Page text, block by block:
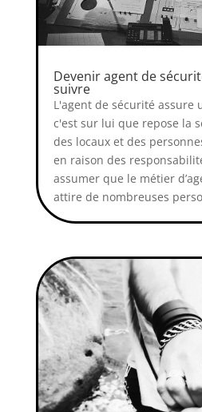
Devenir agent de
suivre
L'agent de sécurité assure
c'est sur lui que repose la
des locaux et des
en raison des
assumer que le métier
attire de nombreuses